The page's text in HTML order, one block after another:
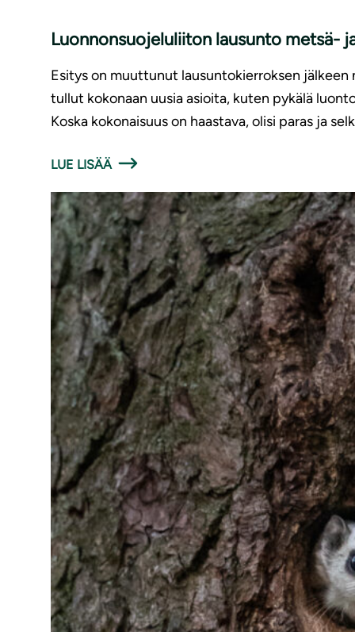
Luonnonsuojeluliiton lausunto metsä-
Esitys on muuttunut lausuntokierroksen
tullut kokonaan uusia asioita, kuten pykälä
Koska kokonaisuus on haastava, olisi paras ja
LUE LISÄÄ